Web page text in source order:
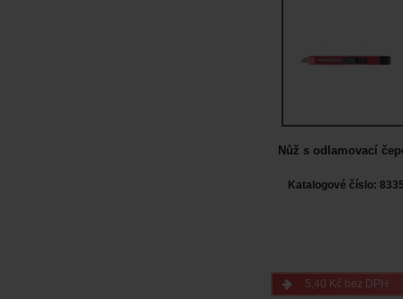
Nůž s odlamovací
Katalogové číslo:
5,40 Kč bez DPH